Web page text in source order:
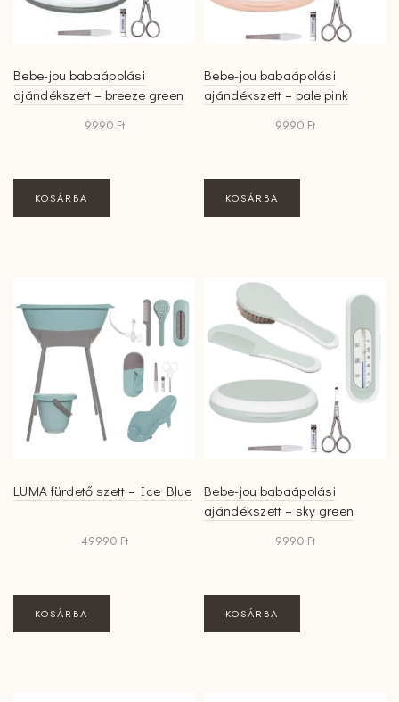
Bebe-jou babaápolási
ajándékszett – breeze green
9990 Ft
KOSÁRBA
Bebe-jou babaápolási
ajándékszett – pale pink
9990 Ft
KOSÁRBA
LUMA fürdető szett – Ice Blue
49990 Ft
KOSÁRBA
Bebe-jou babaápolási
ajándékszett – sky green
9990 Ft
KOSÁRBA